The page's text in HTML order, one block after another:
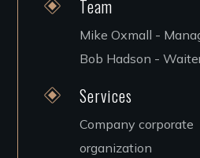
Team
Mike Oxmall -
Bob Hadson -
Services
Company corporate
organization